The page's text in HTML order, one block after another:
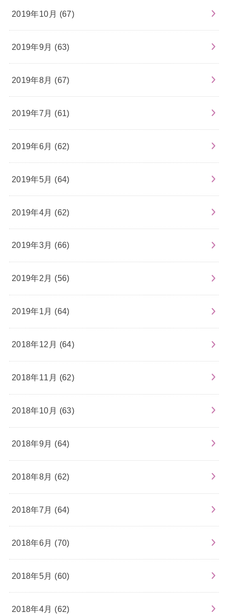
2019年10月 (67)
2019年9月 (63)
2019年8月 (67)
2019年7月 (61)
2019年6月 (62)
2019年5月 (64)
2019年4月 (62)
2019年3月 (66)
2019年2月 (56)
2019年1月 (64)
2018年12月 (64)
2018年11月 (62)
2018年10月 (63)
2018年9月 (64)
2018年8月 (62)
2018年7月 (64)
2018年6月 (70)
2018年5月 (60)
2018年4月 (62)